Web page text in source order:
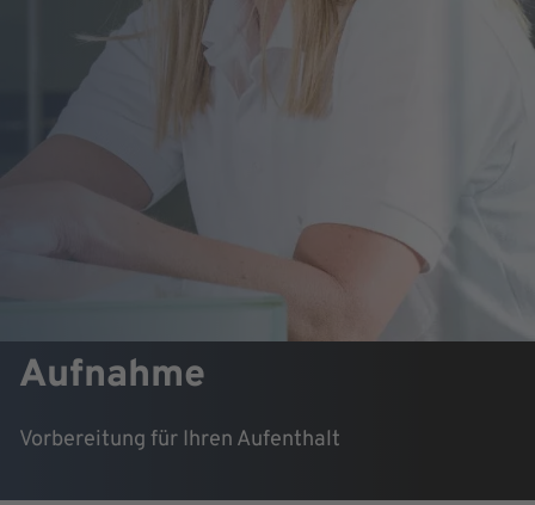
Aufnahme
Vorbereitung für Ihren Aufenthalt